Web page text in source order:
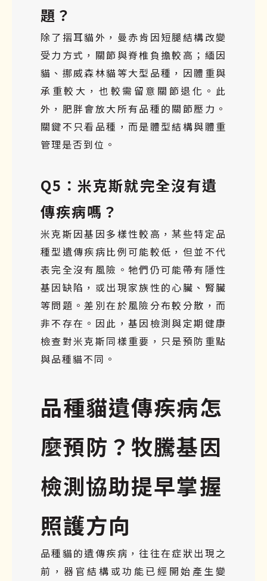
題？
除了摺耳貓外，曼赤肯因短腿結構改變
受力方式，關節與脊椎負擔較高；緬因
貓、挪威森林貓等大型品種，因體重與
承重較大，也較需留意關節退化。此
外，肥胖會放大所有品種的關節壓力。
關鍵不只看品種，而是體型結構與體重
管理是否到位。
Q5：米克斯就完全沒有遺
傳疾病嗎？
米克斯因基因多樣性較高，某些特定品
種型遺傳疾病比例可能較低，但並不代
表完全沒有風險。牠們仍可能帶有隱性
基因缺陷，或出現家族性的心臟、腎臟
等問題。差別在於風險分布較分散，而
非不存在。因此，基因檢測與定期健康
檢查對米克斯同樣重要，只是預防重點
與品種貓不同。
品種貓遺傳疾病怎
麼預防？牧騰基因
檢測協助提早掌握
照護方向
品種貓的遺傳疾病，往往在症狀出現之
前，器官結構或功能已經開始產生變